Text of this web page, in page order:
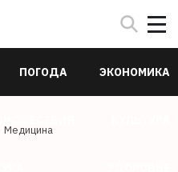
ПОГОДА ЭКОНОМИКА
Медицина